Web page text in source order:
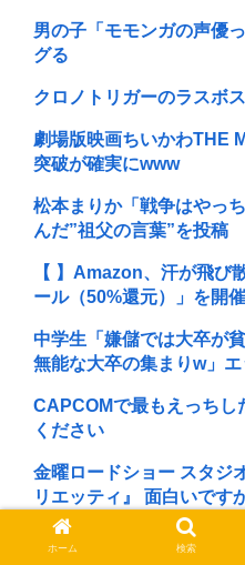
男の子「モモンガの声優
グる
クロノトリガーのラスボ
劇場版映画ちいかわTHE
突破が確実にwww
松本まりか「戦争はやっ
んだ”祖父の言葉”を投稿
【 】Amazon、汗が飛び
ール（50%還元）」を開催
中学生「嫌儲では大卒が
無能な大卒の集まりw」
CAPCOMで最もえっちし
ください
金曜ロードショー スタジ
リエッティ』 面白いです
フジテレビで無修正の勃
ホーム 検索